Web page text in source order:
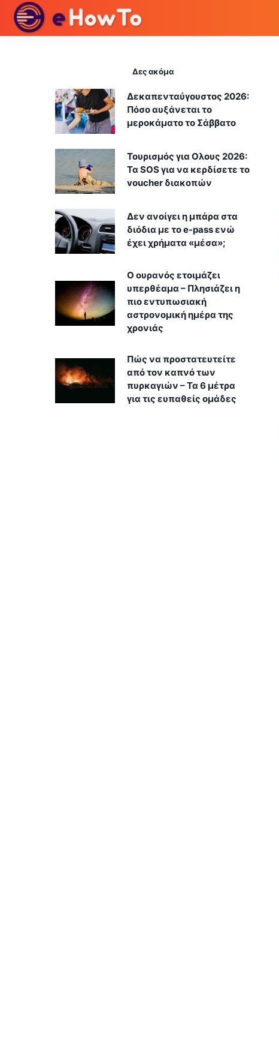
Δες ακόμα
Δεκαπενταύγουστος 2026:
Πόσο αυξάνεται το
μεροκάματο το Σάββατο
Τουρισμός για Ολους 2026:
Τα SOS για να κερδίσετε το
voucher διακοπών
Δεν ανοίγει η μπάρα στα
διόδια με το e-pass ενώ
έχει χρήματα «μέσα»;
Ο ουρανός ετοιμάζει
υπερθέαμα – Πλησιάζει η
πιο εντυπωσιακή
αστρονομική ημέρα της
χρονιάς
Πώς να προστατευτείτε
από τον καπνό των
πυρκαγιών – Τα 6 μέτρα
για τις ευπαθείς ομάδες